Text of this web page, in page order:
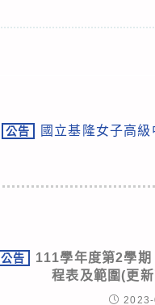
公告 國立基隆女子高
公告
111學年度第2學
程表及範圍(更